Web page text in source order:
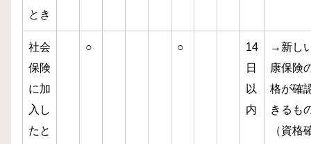
とき
社会
保険
に加
入し
たと
○ ○
14
日
以
内
→新し
康保険
格が確
きるも
（資格